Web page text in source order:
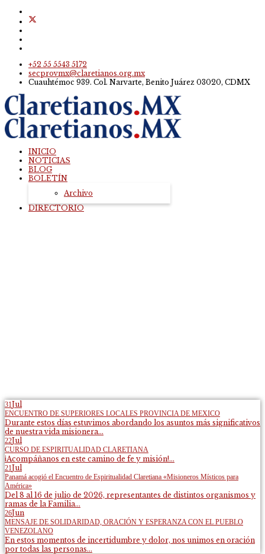
+52 55 5543 5172
secprovmx@claretianos.org.mx
Cuauhtémoc 939. Col. Narvarte, Benito Juárez 03020, CDMX
INICIO
NOTICIAS
BLOG
BOLETÍN
Archivo
DIRECTORIO
31Jul
ENCUENTRO DE SUPERIORES LOCALES PROVINCIA DE MEXICO
Durante estos días estuvimos abordando los asuntos más significativos
de nuestra vida misionera...
22Jul
CURSO DE ESPIRITUALIDAD CLARETIANA
¡Acompáñanos en este camino de fe y misión!...
21Jul
Panamá acogió el Encuentro de Espiritualidad Claretiana «Misioneros Místicos para
América»
Del 8 al 16 de julio de 2026, representantes de distintos organismos y
ramas de la Familia...
26Jun
MENSAJE DE SOLIDARIDAD, ORACIÓN Y ESPERANZA CON EL PUEBLO
VENEZOLANO
En estos momentos de incertidumbre y dolor, nos unimos en oración
por todas las personas...